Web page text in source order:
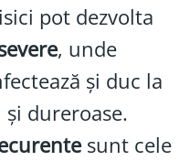
pot dezvolta
, unde
și duc la
dureroase.
sunt cele